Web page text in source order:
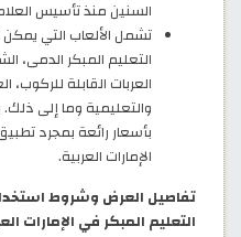
السنين منذ تأسيس العلامة
تشمل الألعاب التي
التعليم المبكر الدمى،
العربات القابلة للركوب،
والتعليمية وما إلى
الإمارات العربية.
تفاصيل العرض وشروط
التعليم المبكر في الإمارات